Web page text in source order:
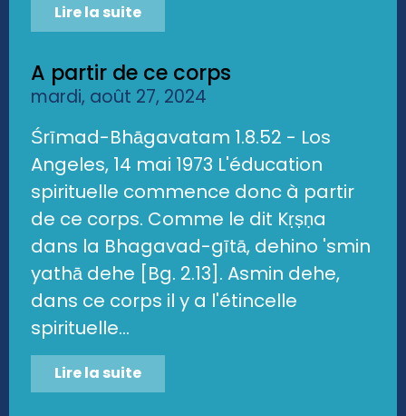
Lire la suite
A partir de ce corps
mardi, août 27, 2024
Śrīmad-Bhāgavatam 1.8.52 - Los
Angeles, 14 mai 1973 L'éducation
spirituelle commence donc à partir
de ce corps. Comme le dit Kṛṣṇa
dans la Bhagavad-gītā, dehino 'smin
yathā dehe [Bg. 2.13]. Asmin dehe,
dans ce corps il y a l'étincelle
spirituelle...
Lire la suite